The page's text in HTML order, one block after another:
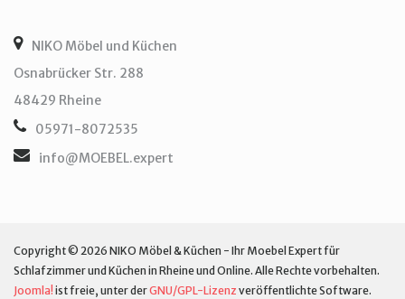
NIKO Möbel und Küchen
Osnabrücker Str. 288
48429 Rheine
05971-8072535
info@MOEBEL.expert
Copyright © 2026 NIKO Möbel & Küchen - Ihr Moebel Expert für
Schlafzimmer und Küchen in Rheine und Online. Alle Rechte vorbehalten.
Joomla! ist freie, unter derGNU/GPL-Lizenz veröffentlichte Software.